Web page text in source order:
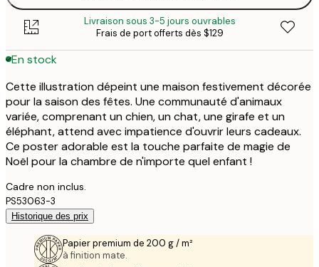
Livraison sous 3-5 jours ouvrables
Frais de port offerts dès $129
En stock
Cette illustration dépeint une maison festivement décorée
pour la saison des fêtes. Une communauté d'animaux
variée, comprenant un chien, un chat, une girafe et un
éléphant, attend avec impatience d'ouvrir leurs cadeaux.
Ce poster adorable est la touche parfaite de magie de
Noël pour la chambre de n'importe quel enfant !
Cadre non inclus.
PS53063-3
Historique des prix
Papier premium de 200 g / m²
à finition mate.